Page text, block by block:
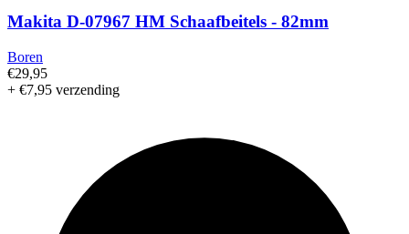
Makita D-07967 HM Schaafbeitels - 82mm
Boren
€29,95
+ €7,95 verzending